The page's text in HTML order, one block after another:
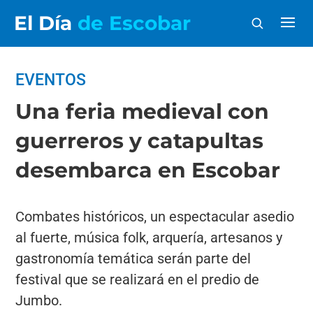
El Día de Escobar
EVENTOS
Una feria medieval con
guerreros y catapultas
desembarca en Escobar
Combates históricos, un espectacular asedio
al fuerte, música folk, arquería, artesanos y
gastronomía temática serán parte del
festival que se realizará en el predio de
Jumbo.